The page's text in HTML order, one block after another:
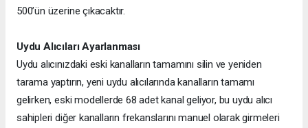
500’ün üzerine çıkacaktır.
Uydu Alıcıları Ayarlanması
Uydu alıcınızdaki eski kanalların tamamını silin ve yeniden
tarama yaptırın, yeni uydu alıcılarında kanalların tamamı
gelirken, eski modellerde 68 adet kanal geliyor, bu uydu alıcı
sahipleri diğer kanalların frekanslarını manuel olarak girmeleri